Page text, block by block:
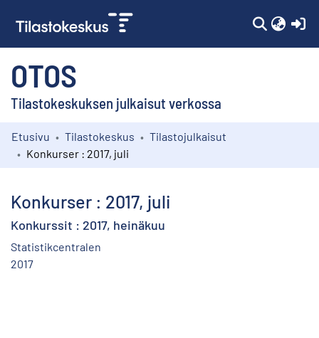
OTOS
Tilastokeskuksen julkaisut verkossa
Kokoelmat
Etusivu Tilastokeskus
Tilastojulkaisut
Konkurser : 2017, juli
Konkurser : 2017, juli
Konkurssit : 2017, heinäkuu
Statistikcentralen
2017